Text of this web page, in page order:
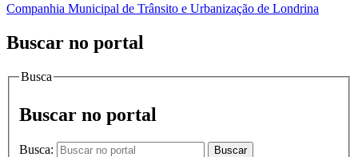
Companhia Municipal de Trânsito e Urbanização de Londrina
Buscar no portal
Busca
Buscar no portal
Busca: Buscar